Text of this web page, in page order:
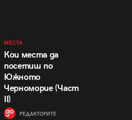
МЕСТА
Кои места да
посетиш по
Южното
Черноморие (Част
II)
РЕДАКТОРИТЕ